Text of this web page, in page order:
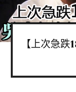
【上次急